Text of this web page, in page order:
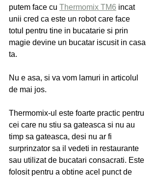
putem face cu Thermomix TM6 incat
unii cred ca este un robot care face
totul pentru tine in bucatarie si prin
magie devine un bucatar iscusit in casa
ta.
Nu e asa, si va vom lamuri in articolul
de mai jos.
Thermomix-ul este foarte practic pentru
cei care nu stiu sa gateasca si nu au
timp sa gateasca, desi nu ar fi
surprinzator sa il vedeti in restaurante
sau utilizat de bucatari consacrati. Este
folosit pentru a obtine acel punct de